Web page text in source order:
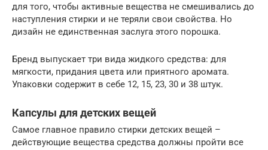
для того, чтобы активные вещества не смешивались до
наступления стирки и не теряли свои свойства. Но
дизайн не единственная заслуга этого порошка.
Бренд выпускает три вида жидкого средства: для
мягкости, придания цвета или приятного аромата.
Упаковки содержит в себе 12, 15, 23, 30 и 38 штук.
Капсулы для детских вещей
Самое главное правило стирки детских вещей –
действующие вещества средства должны пройти все